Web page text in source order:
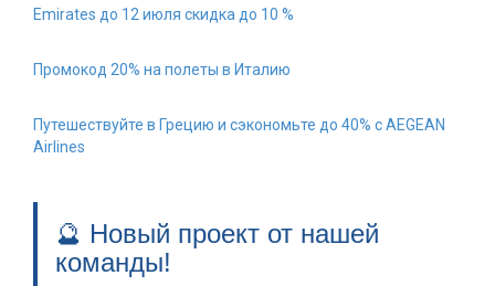
Emirates до 12 июля скидка до 10 %
Промокод 20% на полеты в Италию
Путешествуйте в Грецию и сэкономьте до 40% с AEGEAN
Airlines
🔮 Новый проект от нашей
команды!